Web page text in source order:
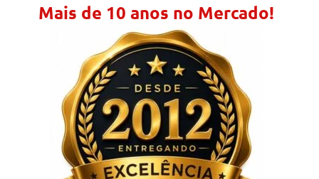
Mais de 10 anos no Mercado!